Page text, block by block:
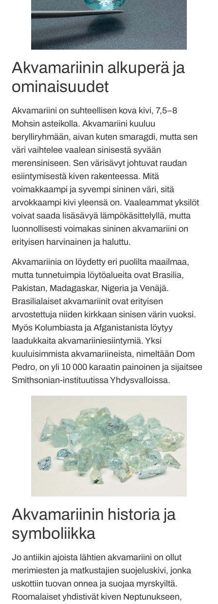
Akvamariinin alkuperä ja
ominaisuudet
Akvamariini on suhteellisen kova kivi, 7,5–8
Mohsin asteikolla. Akvamariini kuuluu
berylliryhmään, aivan kuten smaragdi, mutta sen
väri vaihtelee vaalean sinisestä syvään
merensiniseen. Sen värisävyt johtuvat raudan
esiintymisestä kiven rakenteessa. Mitä
voimakkaampi ja syvempi sininen väri, sitä
arvokkaampi kivi yleensä on. Vaaleammat yksilöt
voivat saada lisäsävyä lämpökäsittelyllä, mutta
luonnollisesti voimakas sininen akvamariini on
erityisen harvinainen ja haluttu.
Akvamariinia on löydetty eri puolilta maailmaa,
mutta tunnetuimpia löytöalueita ovat Brasilia,
Pakistan, Madagaskar, Nigeria ja Venäjä.
Brasilialaiset akvamariinit ovat erityisen
arvostettuja niiden kirkkaan sinisen värin vuoksi.
Myös Kolumbiasta ja Afganistanista löytyy
laadukkaita akvamariiniesiintymiä. Yksi
kuuluisimmista akvamariineista, nimeltään Dom
Pedro, on yli 10 000 karaatin painoinen ja sijaitsee
Smithsonian-instituutissa Yhdysvalloissa.
Akvamariinin historia ja
symboliikka
Jo antiikin ajoista lähtien akvamariini on ollut
merimiesten ja matkustajien suojeluskivi, jonka
uskottiin tuovan onnea ja suojaa myrskyiltä.
Roomalaiset yhdistivät kiven Neptunukseen,